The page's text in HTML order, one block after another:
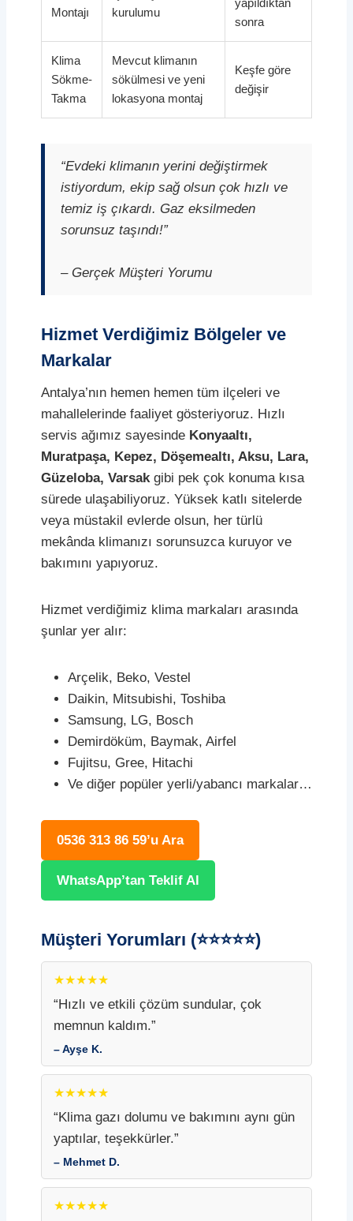
Montajı kurulumu
sonra
Klima
Sökme-
Takma
Mevcut klimanın
sökülmesi ve yeni
lokasyona montaj
Keşfe göre
değişir
“Evdeki klimanın yerini değiştirmek
istiyordum, ekip sağ olsun çok hızlı ve
temiz iş çıkardı. Gaz eksilmeden
sorunsuz taşındı!”
– Gerçek Müşteri Yorumu
Hizmet Verdiğimiz Bölgeler ve
Markalar
Antalya’nın hemen hemen tüm ilçeleri ve
mahallelerinde faaliyet gösteriyoruz. Hızlı
servis ağımız sayesinde Konyaaltı,
Muratpaşa, Kepez, Döşemealtı, Aksu, Lara,
Güzeloba, Varsak gibi pek çok konuma kısa
sürede ulaşabiliyoruz. Yüksek katlı sitelerde
veya müstakil evlerde olsun, her türlü
mekânda klimanızı sorunsuzca kuruyor ve
bakımını yapıyoruz.
Hizmet verdiğimiz klima markaları arasında
şunlar yer alır:
Arçelik, Beko, Vestel
Daikin, Mitsubishi, Toshiba
Samsung, LG, Bosch
Demirdöküm, Baymak, Airfel
Fujitsu, Gree, Hitachi
Ve diğer popüler yerli/yabancı markalar…
0536 313 86 59’u Ara
WhatsApp’tan Teklif Al
Müşteri Yorumları (⭐⭐⭐⭐⭐)
★★★★★
“Hızlı ve etkili çözüm sundular, çok
memnun kaldım.”
– Ayşe K.
★★★★★
“Klima gazı dolumu ve bakımını aynı gün
yaptılar, teşekkürler.”
– Mehmet D.
★★★★★